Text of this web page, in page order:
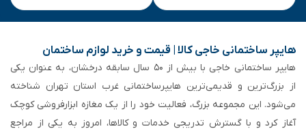
هایپر ساختمانی خاجی‌ کالا | قیمت و خرید لوازم ساختمان
هایپر ساختمانی خاجی‌ با بیش از ۵۰ سال سابقه‌ درخشان، به عنوان یکی
از بزرگ‌ترین و قدیمی‌ترین هایپرساختمانی‌ غرب استان تهران شناخته
می‌شود. این مجموعه بزرگ، فعالیت خود را از یک مغازه ابزارفروشی کوچک
آغاز کرد و با گسترش تدریجی خدمات و کالاها، امروز به یکی از مراجع